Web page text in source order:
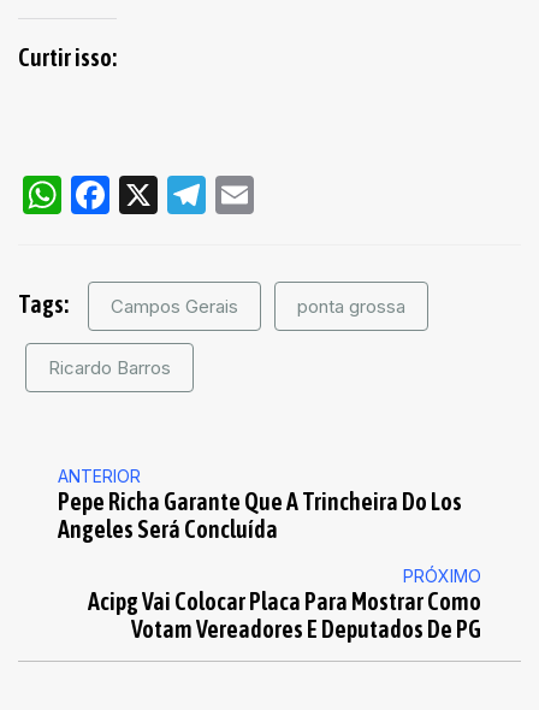
Curtir isso:
WhatsApp
Facebook
X Telegram
Tags: Campos Gerais ponta grossa
Ricardo Barros
ANTERIOR
Pepe Richa Garante Que A Trincheira Do Los
Angeles Será Concluída
PRÓXIMO
Acipg Vai Colocar Placa Para Mostrar Como
Votam Vereadores E Deputados De PG